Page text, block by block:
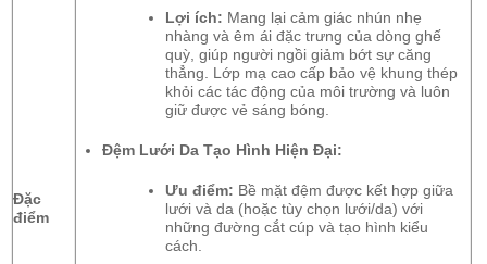
Đặc
điểm
Lợi ích: Mang lại cảm giác nhún nhẹ
nhàng và êm ái đặc trưng của dòng ghế
quỳ, giúp người ngồi giảm bớt sự căng
thẳng. Lớp mạ cao cấp bảo vệ khung thép
khỏi các tác động của môi trường và luôn
giữ được vẻ sáng bóng.
Đệm Lưới Da Tạo Hình Hiện Đại:
Ưu điểm: Bề mặt đệm được kết hợp giữa
lưới và da (hoặc tùy chọn lưới/da) với
những đường cắt cúp và tạo hình kiểu
cách.